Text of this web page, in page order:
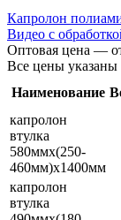
Капролон
Видео с
Оптовая цена —
Все цены
Наименование
капролон
втулка
580ммх(250-
460мм)х1400мм
капролон
втулка